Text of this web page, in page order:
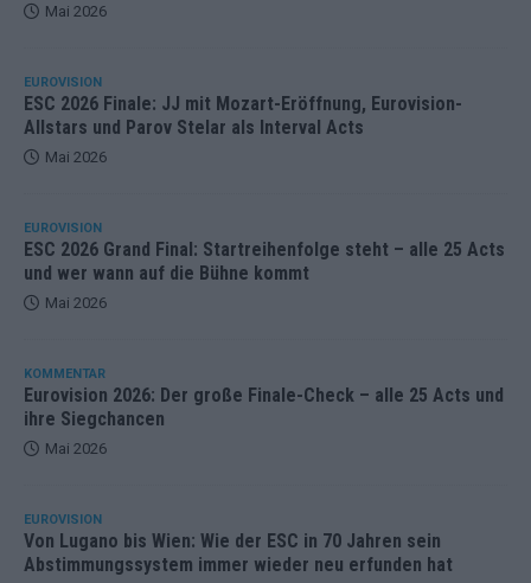
Mai 2026
EUROVISION
ESC 2026 Finale: JJ mit Mozart-Eröffnung, Eurovision-
Allstars und Parov Stelar als Interval Acts
Mai 2026
EUROVISION
ESC 2026 Grand Final: Startreihenfolge steht – alle 25 Acts
und wer wann auf die Bühne kommt
Mai 2026
KOMMENTAR
Eurovision 2026: Der große Finale-Check – alle 25 Acts und
ihre Siegchancen
Mai 2026
EUROVISION
Von Lugano bis Wien: Wie der ESC in 70 Jahren sein
Abstimmungssystem immer wieder neu erfunden hat